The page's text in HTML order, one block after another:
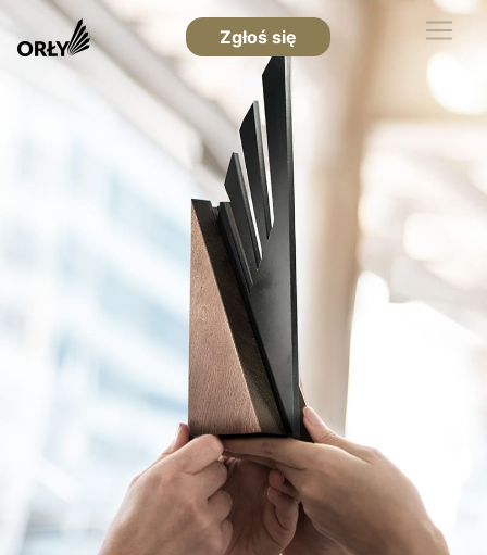
Zgłoś się